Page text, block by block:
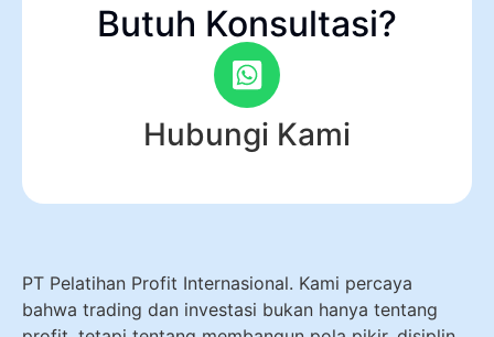
Butuh Konsultasi?
Hubungi Kami
PT Pelatihan Profit Internasional. Kami percaya
bahwa trading dan investasi bukan hanya tentang